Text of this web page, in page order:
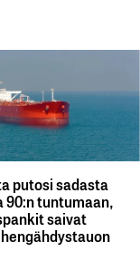
putosi sadasta
90:n tuntumaan,
saivat